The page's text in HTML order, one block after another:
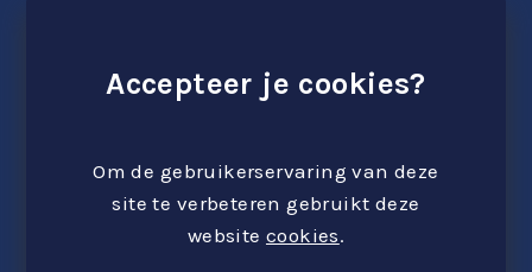
Accepteer je cookies?
Om de gebruikerservaring van deze
site te verbeteren gebruikt deze
website cookies.